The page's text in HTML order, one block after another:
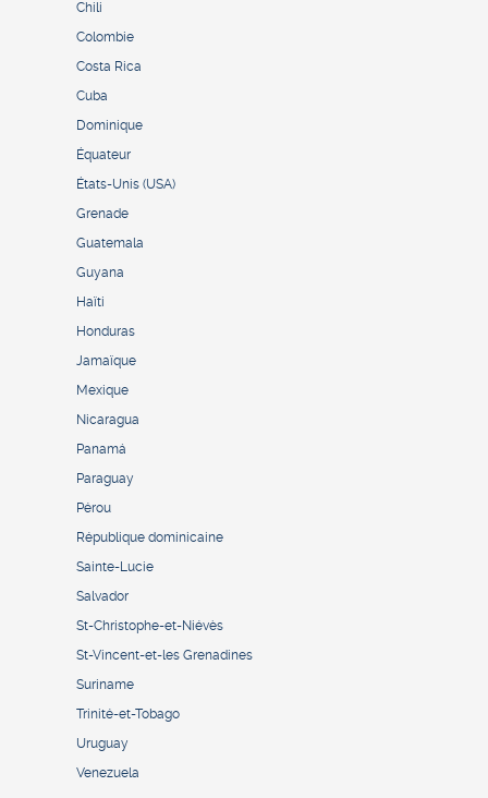
Chili
Colombie
Costa Rica
Cuba
Dominique
Équateur
États-Unis (USA)
Grenade
Guatemala
Guyana
Haïti
Honduras
Jamaïque
Mexique
Nicaragua
Panamá
Paraguay
Pérou
République dominicaine
Sainte-Lucie
Salvador
St-Christophe-et-Niévès
St-Vincent-et-les Grenadines
Suriname
Trinité-et-Tobago
Uruguay
Venezuela